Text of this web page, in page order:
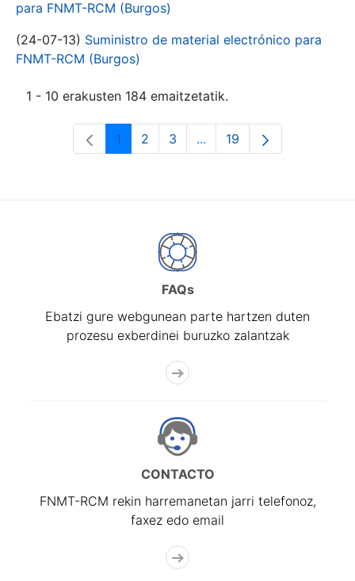
para FNMT-RCM (Burgos)
(24-07-13) Suministro de material electrónico para
FNMT-RCM (Burgos)
1 - 10 erakusten 184 emaitzetatik.
Orrialdea
1 Orrialdea
2 Orrialdea
3 ...Intermediate Pages Use
Orrialdea
19
FAQs
Ebatzi gure webgunean parte hartzen duten
prozesu exberdinei buruzko zalantzak
CONTACTO
FNMT-RCM rekin harremanetan jarri telefonoz,
faxez edo email